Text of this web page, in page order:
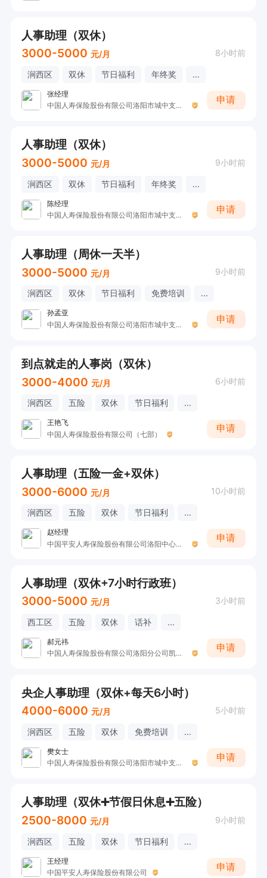
人事助理（双休）
3000-5000 元/月 8小时前
涧西区 双休 节日福利 年终奖 ...
张经理
中国人寿保险股份有限公司洛阳市城中支公司H
申请
人事助理（双休）
3000-5000 元/月 9小时前
涧西区 双休 节日福利 年终奖 ...
陈经理
中国人寿保险股份有限公司洛阳市城中支公司。
申请
人事助理（周休一天半）
3000-5000 元/月 9小时前
涧西区 双休 节日福利 免费培训 ...
孙孟亚
中国人寿保险股份有限公司洛阳市城中支公司钱军伟
申请
到点就走的人事岗（双休）
3000-4000 元/月 6小时前
涧西区 五险 双休 节日福利 ...
王艳飞
中国人寿保险股份有限公司（七部）
申请
人事助理（五险一金+双休）
3000-6000 元/月 10小时前
涧西区 五险 双休 节日福利 ...
赵经理
中国平安人寿保险股份有限公司洛阳中心支公司
申请
人事助理（双休+7小时行政班）
3000-5000 元/月 3小时前
西工区 五险 双休 话补 ...
郝元祎
中国人寿保险股份有限公司洛阳分公司凯旋营销服务部收展二部
申请
央企人事助理（双休+每天6小时）
4000-6000 元/月 5小时前
涧西区 五险 双休 免费培训 ...
樊女士
中国人寿保险股份有限公司洛阳市城中支公司（涧西银保团队）
申请
人事助理（双休➕节假日休息➕五险）
2500-8000 元/月 9小时前
涧西区 五险 双休 节日福利 ...
王经理
中国平安人寿保险股份有限公司
申请